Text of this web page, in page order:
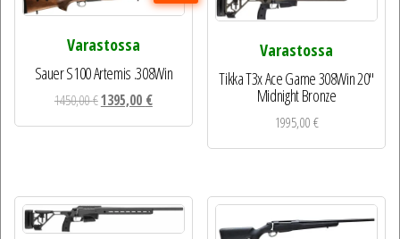
Varastossa
Sauer S100 Artemis .308Win
1450,00€Alkuperäinen
hinta
1395,00 €Nykyinen
hinta
Varastossa
Tikka T3x Ace Game 308Win 20″
Midnight Bronze
1995,00€